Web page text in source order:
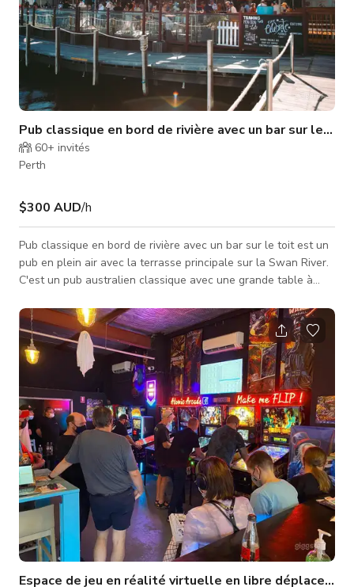
Pub classique en bord de rivière avec un bar sur le toit
60+ invités
Perth
$300 AUD/h
Pub classique en bord de rivière avec un bar sur le toit est un
pub en plein air avec la terrasse principale sur la Swan River.
C'est un pub australien classique avec une grande table à
promenade, et un bar sur le toit à l'étage avec vue sur la
rivière et la ville (le Ritz et la Bell Tower).
Espace de jeu en réalité virtuelle en libre